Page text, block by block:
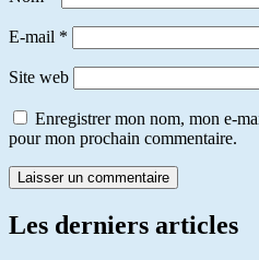
E-mail *
Site web
Enregistrer mon nom, mon e-
pour mon prochain commentaire.
Les derniers articles